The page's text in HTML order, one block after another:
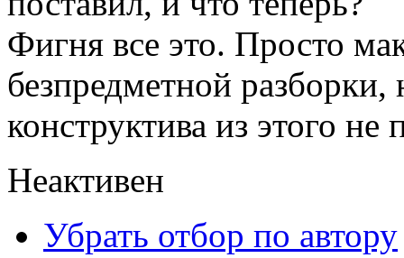
Фигня все это. Просто
безпредметной разборки,
конструктива из этого не
Неактивен
Убрать отбор по автору